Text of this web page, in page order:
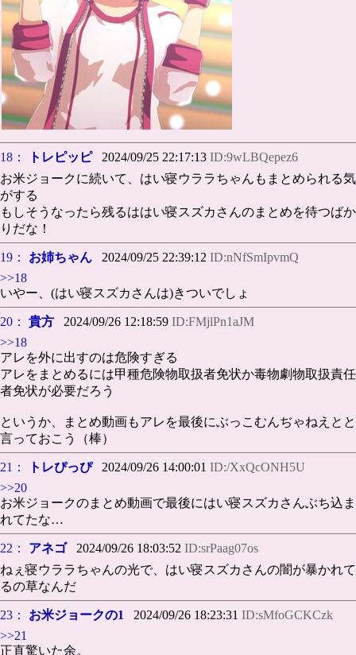
18： トレピッピ2024/09/25 22:17:13 ID:9wLBQepez6
お米ジョークに続いて、はい寝ウララちゃんもまとめられる気
がする
もしそうなったら残るははい寝スズカさんのまとめを待つばか
りだな！
19： お姉ちゃん 2024/09/25 22:39:12 ID:nNfSmIpvmQ
>>18
いやー、(はい寝スズカさんは)きついでしょ
20： 貴方 2024/09/26 12:18:59 ID:FMjlPn1aJM
>>18
アレを外に出すのは危険すぎる
アレをまとめるには甲種危険物取扱者免状か毒物劇物取扱責任
者免状が必要だろう
というか、まとめ動画もアレを最後にぶっこむんぢゃねえとと
言っておこう（棒）
21： トレぴっぴ2024/09/26 14:00:01 ID:/XxQcONH5U
>>20
お米ジョークのまとめ動画で最後にはい寝スズカさんぶち込ま
れてたな…
22： アネゴ2024/09/26 18:03:52 ID:srPaag07os
ねぇ寝ウララちゃんの光で、はい寝スズカさんの闇が暴かれて
るの草なんだ
23： お米ジョークの1 2024/09/26 18:23:31 ID:sMfoGCKCzk
>>21
正直驚いた余。